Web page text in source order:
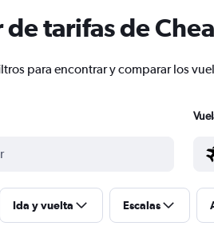
de tarifas de
para encontrar y comparar los
Ida y vuelta Escalas